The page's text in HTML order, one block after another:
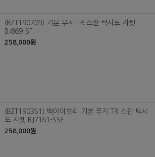
(BZT190709) 기본 무지 TR 스판 턱시도 자켓
BJ869-SF
258,000원
(BZT190351) 백아이보리 기본 무지 TR 스판 턱시
도 자켓 BJ7161-SSF
258,000원